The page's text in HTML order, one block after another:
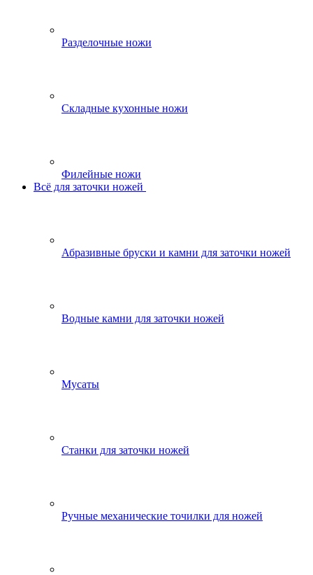
Разделочные ножи
Складные кухонные ножи
Филейные ножи
Всё для заточки ножей
Абразивные бруски и камни для заточки ножей
Водные камни для заточки ножей
Мусаты
Станки для заточки ножей
Ручные механические точилки для ножей